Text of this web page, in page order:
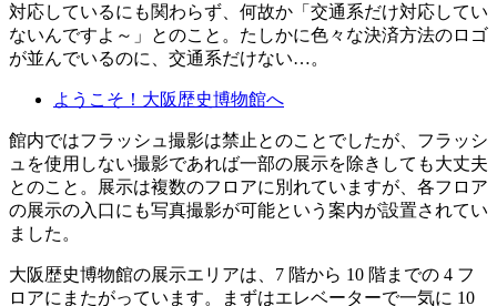
対応しているにも関わらず、何故か「交通系だけ対応してい
ないんですよ～」とのこと。たしかに色々な決済方法のロゴ
が並んでいるのに、交通系だけない…。
ようこそ！大阪歴史博物館へ
館内ではフラッシュ撮影は禁止とのことでしたが、フラッシ
ュを使用しない撮影であれば一部の展示を除きしても大丈夫
とのこと。展示は複数のフロアに別れていますが、各フロア
の展示の入口にも写真撮影が可能という案内が設置されてい
ました。
大阪歴史博物館の展示エリアは、7 階から 10 階までの 4 フ
ロアにまたがっています。まずはエレベーターで一気に 10